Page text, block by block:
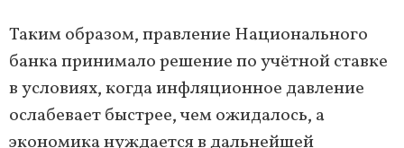
Таким образом, правление Национального
банка принимало решение по учётной ставке
в условиях, когда инфляционное давление
ослабевает быстрее, чем ожидалось, а
экономика нуждается в дальнейшей